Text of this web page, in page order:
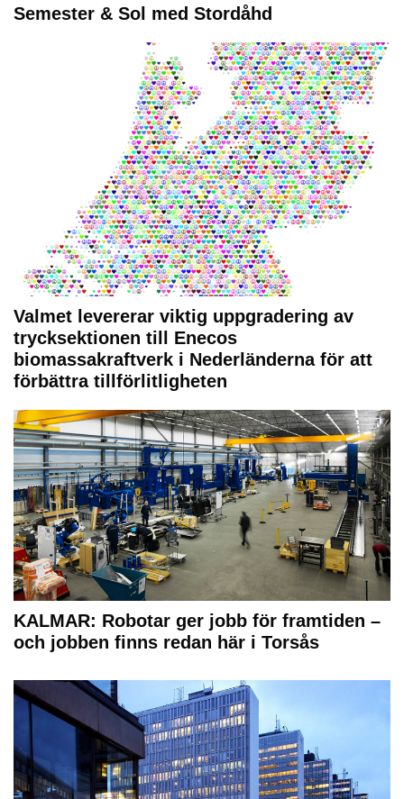
Semester & Sol med Stordåhd
Valmet levererar viktig uppgradering av
trycksektionen till Enecos
biomassakraftverk i Nederländerna för att
förbättra tillförlitligheten
KALMAR: Robotar ger jobb för framtiden –
och jobben finns redan här i Torsås